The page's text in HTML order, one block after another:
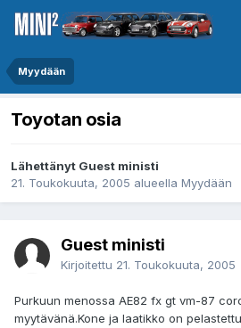
Myydään
Toyotan osia
Lähettänyt Guest ministi
21. Toukokuuta, 2005 alueella Myydään
Guest ministi
Kirjoitettu 21. Toukokuuta, 2005
Purkuun menossa AE82 fx gt vm-87
myytävänä.Kone ja laatikko on